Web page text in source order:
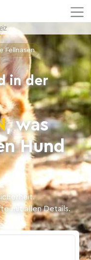
Fellnasen
in der
, was
Hund
mit allen Details.